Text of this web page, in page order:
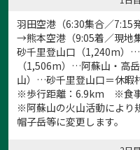
羽田空港（6:30集合／
→熊本空港（9:05着／現地
砂千里登山口（1,240m）
（1,506m）…阿蘇山・高
山）…砂千里登山口＝休暇
※歩行距離：6.9km ※食
※阿蘇山の火山活動により
帽子岳等に変更します。